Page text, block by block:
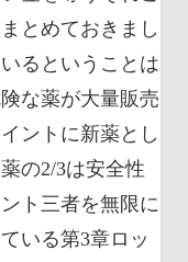
とめておきまし
るということは
な薬が大量販売
ントに新薬とし
の2/3は安全性
ト三者を無限に
いる第3章ロッ